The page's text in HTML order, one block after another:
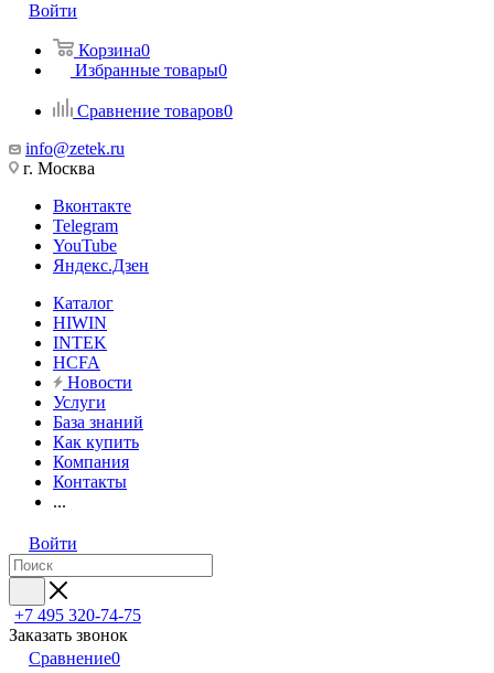
Войти
Корзина0
Избранные товары0
Сравнение товаров0
info@zetek.ru
г. Москва
Вконтакте
Telegram
YouTube
Яндекс.Дзен
Каталог
HIWIN
INTEK
HCFA
Новости
Услуги
База знаний
Как купить
Компания
Контакты
...
Войти
+7 495 320-74-75
Заказать звонок
Сравнение0